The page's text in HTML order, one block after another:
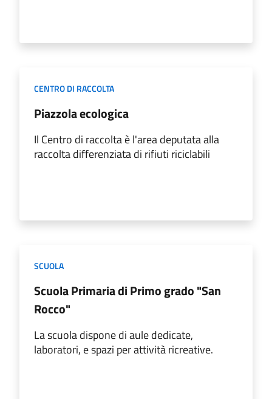
CENTRO DI RACCOLTA
Piazzola ecologica
Il Centro di raccolta è l'area deputata alla
raccolta differenziata di rifiuti riciclabili
SCUOLA
Scuola Primaria di Primo grado "San
Rocco"
La scuola dispone di aule dedicate,
laboratori, e spazi per attività ricreative.